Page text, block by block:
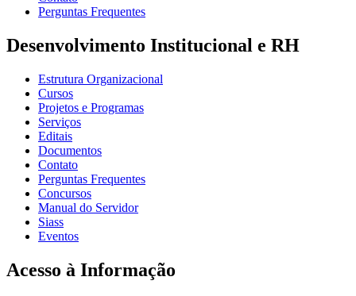
Perguntas Frequentes
Desenvolvimento Institucional e RH
Estrutura Organizacional
Cursos
Projetos e Programas
Serviços
Editais
Documentos
Contato
Perguntas Frequentes
Concursos
Manual do Servidor
Siass
Eventos
Acesso à Informação